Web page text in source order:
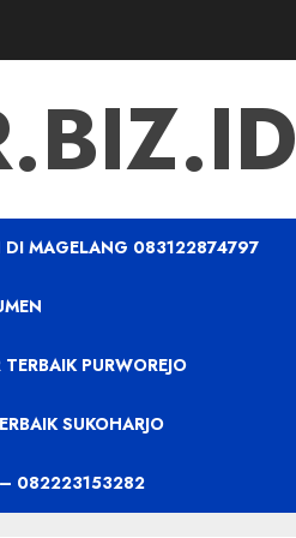
DI MAGELANG 083122874797
PURWOREJO
SUKOHARJO
– 082223153282